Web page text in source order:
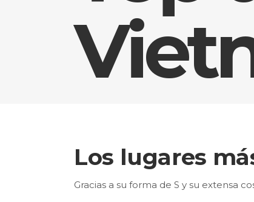
Los lugares
Gracias a su forma de S y su extensa